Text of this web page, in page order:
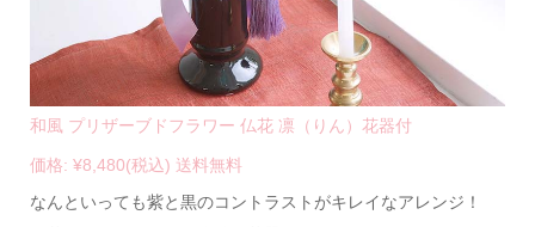
和風 プリザーブドフラワー 仏花 凛（りん）花器付
価格: ¥8,480(税込) 送料無料
なんといっても紫と黒のコントラストがキレイなアレンジ！